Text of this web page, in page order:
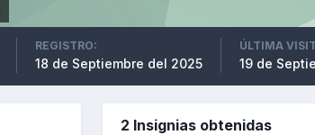
REGISTRO:
18 de Septiembre del 2025
ÚLTIMA
19 de
2 Insignias obtenidas